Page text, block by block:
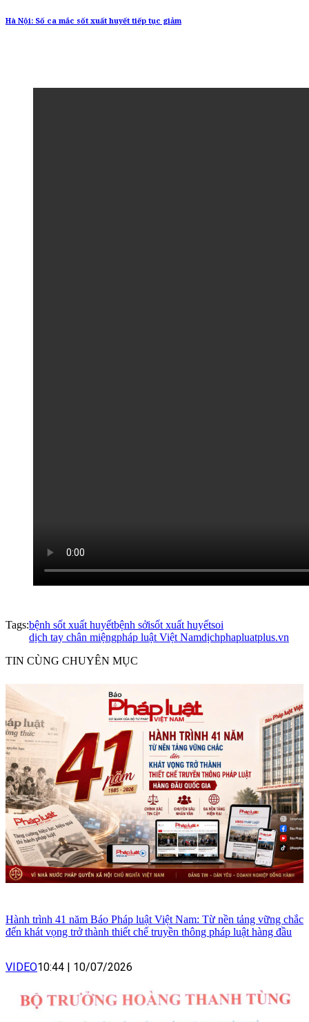
Hà Nội: Số ca mắc sốt xuất huyết tiếp tục giảm
Tags:bệnh sốt xuất huyếtbệnh sởisốt xuất huyếtsoi
dịch tay chân miệngpháp luật Việt Namdịchphapluatplus.vn
TIN CÙNG CHUYÊN MỤC
Hành trình 41 năm Báo Pháp luật Việt Nam: Từ nền tảng vững chắc
đến khát vọng trở thành thiết chế truyền thông pháp luật hàng đầu
VIDEO10:44 | 10/07/2026